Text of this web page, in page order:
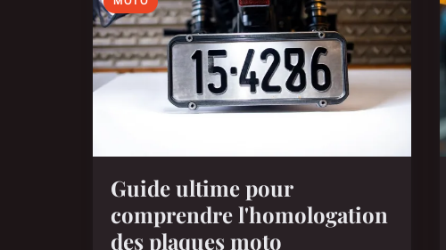
Guide ultime pour
comprendre l'homologation
des plaques moto